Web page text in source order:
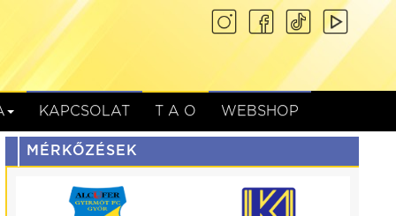
KAPCSOLAT T A O WEBSHOP
MÉRKŐZÉSEK